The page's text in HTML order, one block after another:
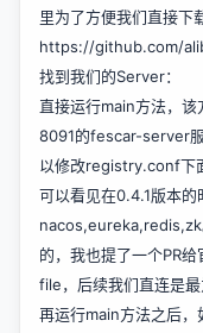
里为了方便我们直接下
https://github.com/
找到我们的Server：
直接运行main方法，
8091的fescar-server
以修改registry.conf下
可以看见在0.4.1版本的
nacos,eureka,redis,zk
的，我也提了一个PR
file，后续我们直连是最
再运行main方法之后